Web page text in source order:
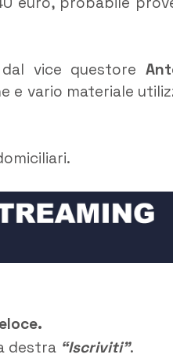
vice questore
e vario materiale
destra “Iscriviti”.